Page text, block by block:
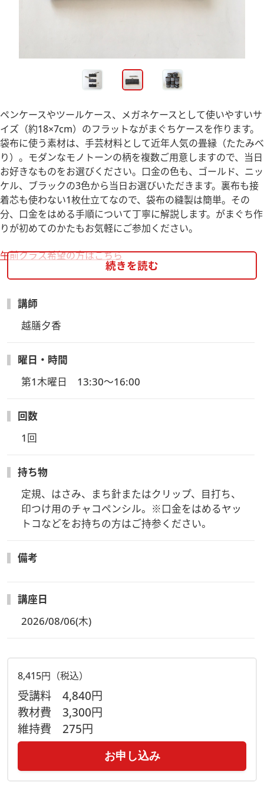
ペンケースやツールケース、メガネケースとして使いやすいサ
イズ（約18×7cm）のフラットながまぐちケースを作ります。
袋布に使う素材は、手芸材料として近年人気の畳縁（たたみべ
り）。モダンなモノトーンの柄を複数ご用意しますので、当日
お好きなものをお選びください。口金の色も、ゴールド、ニッ
ケル、ブラックの3色から当日お選びいただきます。裏布も接
着芯も使わない1枚仕立てなので、袋布の縫製は簡単。その
分、口金をはめる手順について丁寧に解説します。がまぐち作
りが初めてのかたもお気軽にご参加ください。
午前クラス希望の方はこちら
続きを読む
講師
越膳夕香
曜日・時間
第1木曜日　13:30～16:00
回数
1回
持ち物
定規、はさみ、まち針またはクリップ、目打ち、
印つけ用のチャコペンシル。※口金をはめるヤッ
トコなどをお持ちの方はご持参ください。
備考
講座日
2026/08/06(木)
8,415円（税込）
受講料 4,840円
教材費 3,300円
維持費 275円
お申し込み